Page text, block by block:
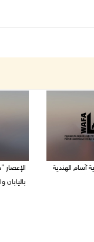
آسام الهندية
الإعصار